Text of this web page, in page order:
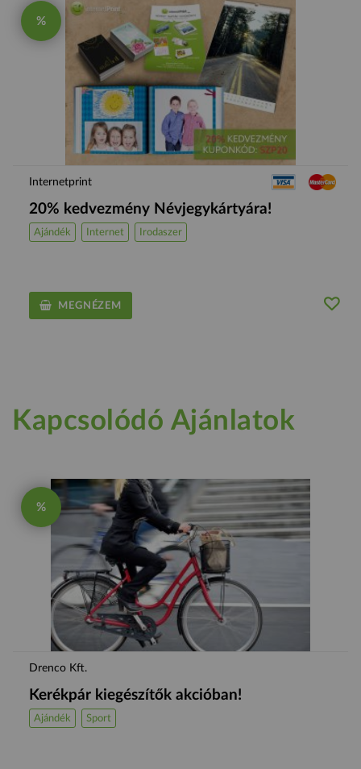
%
Internetprint
20% kedvezmény Névjegykártyára!
Ajándék Internet Irodaszer
MEGNÉZEM
Kapcsolódó Ajánlatok
%
Drenco Kft.
Kerékpár kiegészítők akcióban!
Ajándék Sport